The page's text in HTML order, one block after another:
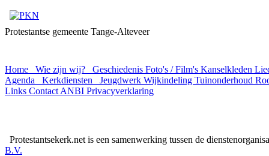
Protestantse gemeente Tange-Alteveer
Home Wie zijn wij? Geschiedenis Foto's / Film's Kanselkleden
Agenda
Kerkdiensten Jeugdwerk Wijkindeling Tuinonderhoud
Links Contact ANBI Privacyverklaring
Protestantsekerk.net is een samenwerking tussen de
B.V.